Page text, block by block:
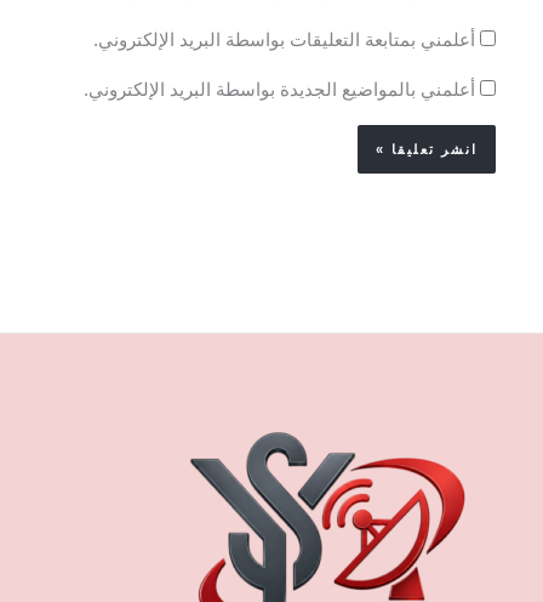
أعلمني بمتابعة التعليقات بواسطة البريد الإلكتروني.
أعلمني بالمواضيع الجديدة بواسطة البريد الإلكتروني.